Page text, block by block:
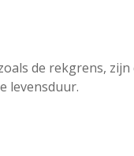
de rekgrens,
levensduur.